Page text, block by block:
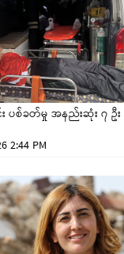
ပစ်ခတ်မှု အနည်းဆုံး ၇ ဦ
2:44 PM